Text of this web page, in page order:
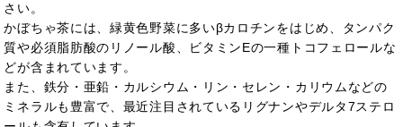
さい。
かぼちゃ茶には、緑黄色野菜に多いβカロチンをはじめ、タンパク
質や必須脂肪酸のリノール酸、ビタミンEの一種トコフェロールな
どが含まれています。
また、鉄分・亜鉛・カルシウム・リン・セレン・カリウムなどの
ミネラルも豊富で、最近注目されているリグナンやデルタ7ステロ